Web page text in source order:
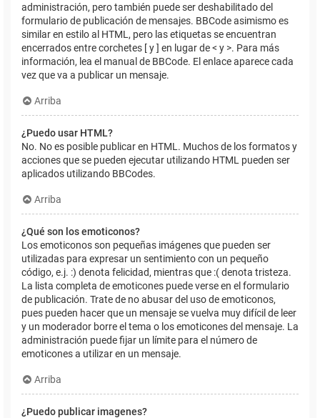
administración, pero también puede ser deshabilitado del
formulario de publicación de mensajes. BBCode asimismo es
similar en estilo al HTML, pero las etiquetas se encuentran
encerrados entre corchetes [ y ] en lugar de < y >. Para más
información, lea el manual de BBCode. El enlace aparece cada
vez que va a publicar un mensaje.
Arriba
¿Puedo usar HTML?
No. No es posible publicar en HTML. Muchos de los formatos y
acciones que se pueden ejecutar utilizando HTML pueden ser
aplicados utilizando BBCodes.
Arriba
¿Qué son los emoticonos?
Los emoticonos son pequeñas imágenes que pueden ser
utilizadas para expresar un sentimiento con un pequeño
código, e.j. :) denota felicidad, mientras que :( denota tristeza.
La lista completa de emoticones puede verse en el formulario
de publicación. Trate de no abusar del uso de emoticonos,
pues pueden hacer que un mensaje se vuelva muy difícil de leer
y un moderador borre el tema o los emoticones del mensaje. La
administración puede fijar un límite para el número de
emoticones a utilizar en un mensaje.
Arriba
¿Puedo publicar imagenes?